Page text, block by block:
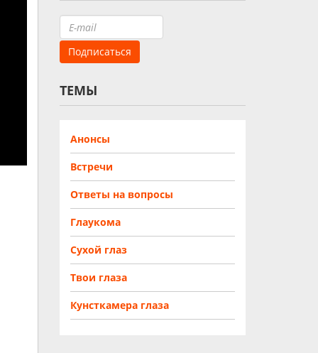
ТЕМЫ
Анонсы
Встречи
Ответы на вопросы
Глаукома
Сухой глаз
Твои глаза
Кунсткамера глаза